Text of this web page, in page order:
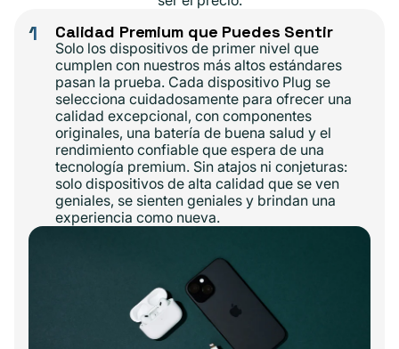
1 Calidad Premium que Puedes Sentir
Solo los dispositivos de primer nivel que
cumplen con nuestros más altos estándares
pasan la prueba. Cada dispositivo Plug se
selecciona cuidadosamente para ofrecer una
calidad excepcional, con componentes
originales, una batería de buena salud y el
rendimiento confiable que espera de una
tecnología premium. Sin atajos ni conjeturas:
solo dispositivos de alta calidad que se ven
geniales, se sienten geniales y brindan una
experiencia como nueva.